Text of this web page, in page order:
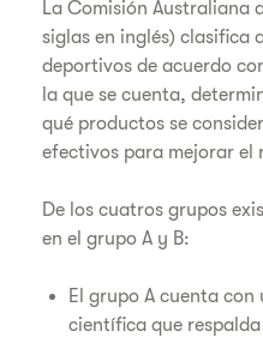
La Comisión Australiana
siglas en inglés) clasifica
deportivos de acuerdo
la que se cuenta,
qué productos se
efectivos para mejorar el
De los cuatros grupos
en el grupo A y B:
El grupo A cuenta
científica que